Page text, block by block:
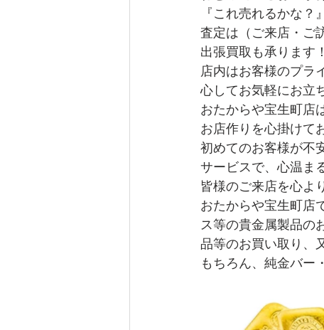
『これ売れるかな
査定は（ご来店・ご
出張買取も承ります
店内はお客様のプラ
心してお気軽にお立
おたからや宝生町店
お店作りを心掛けて
初めてのお客様が不
サービスで、心温ま
皆様のご来店を心よ
おたからや宝生町店
ス等の貴金属製品の
品等のお買い取り、
もちろん、純金バー